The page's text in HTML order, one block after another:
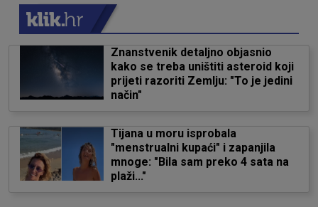
Znanstvenik detaljno objasnio
kako se treba uništiti asteroid koji
prijeti razoriti Zemlju: "To je jedini
način"
Tijana u moru isprobala
"menstrualni kupaći" i zapanjila
mnoge: "Bila sam preko 4 sata na
plaži..."